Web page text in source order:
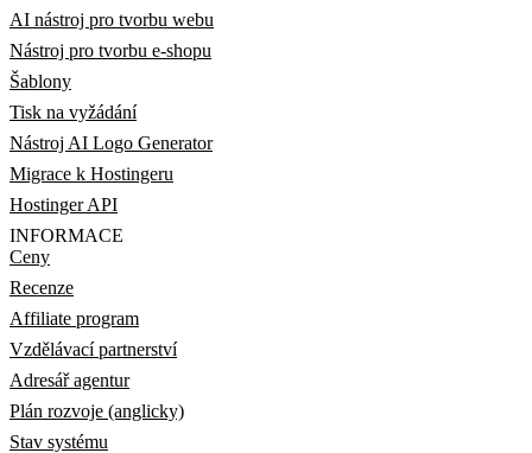
AI nástroj pro tvorbu webu
Nástroj pro tvorbu e-shopu
Šablony
Tisk na vyžádání
Nástroj AI Logo Generator
Migrace k Hostingeru
Hostinger API
INFORMACE
Ceny
Recenze
Affiliate program
Vzdělávací partnerství
Adresář agentur
Plán rozvoje (anglicky)
Stav systému